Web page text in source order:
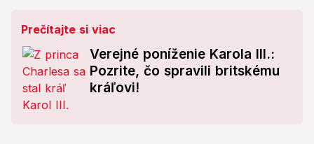
Prečítajte si viac
Verejné poníženie Karola III.:
Pozrite, čo spravili britskému
kráľovi!